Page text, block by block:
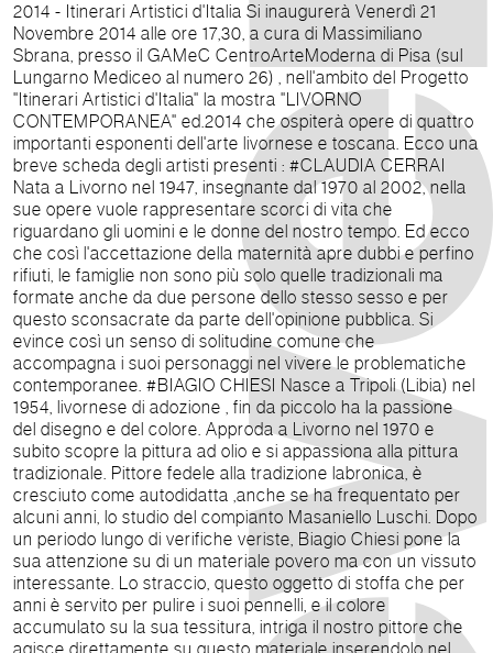
2014 - Itinerari Artistici d'Italia Si inaugurerà Venerdì 21
Novembre 2014 alle ore 17,30, a cura di Massimiliano
Sbrana, presso il GAMeC CentroArteModerna di Pisa (sul
Lungarno Mediceo al numero 26) , nell'ambito del Progetto
"Itinerari Artistici d'Italia" la mostra "LIVORNO
CONTEMPORANEA" ed.2014 che ospiterà opere di quattro
importanti esponenti dell'arte livornese e toscana. Ecco una
breve scheda degli artisti presenti : #CLAUDIA CERRAI
Nata a Livorno nel 1947, insegnante dal 1970 al 2002, nella
sue opere vuole rappresentare scorci di vita che
riguardano gli uomini e le donne del nostro tempo. Ed ecco
che così l'accettazione della maternità apre dubbi e perfino
rifiuti, le famiglie non sono più solo quelle tradizionali ma
formate anche da due persone dello stesso sesso e per
questo sconsacrate da parte dell'opinione pubblica. Si
evince così un senso di solitudine comune che
accompagna i suoi personaggi nel vivere le problematiche
contemporanee. #BIAGIO CHIESI Nasce a Tripoli (Libia) nel
1954, livornese di adozione , fin da piccolo ha la passione
del disegno e del colore. Approda a Livorno nel 1970 e
subito scopre la pittura ad olio e si appassiona alla pittura
tradizionale. Pittore fedele alla tradizione labronica, è
cresciuto come autodidatta ,anche se ha frequentato per
alcuni anni, lo studio del compianto Masaniello Luschi. Dopo
un periodo lungo di verifiche veriste, Biagio Chiesi pone la
sua attenzione su di un materiale povero ma con un vissuto
interessante. Lo straccio, questo oggetto di stoffa che per
anni è servito per pulire i suoi pennelli, e il colore
accumulato su la sua tessitura, intriga il nostro pittore che